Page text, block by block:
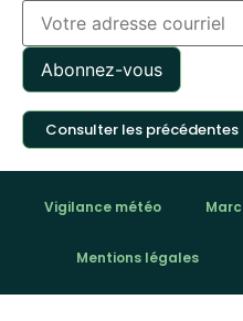
Consulter les précédentes
Vigilance météo
Mentions légales